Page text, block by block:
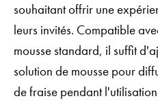
souhaitant offrir une
leurs invités. Compatible
mousse standard, il suffit
solution de mousse pour
de fraise pendant